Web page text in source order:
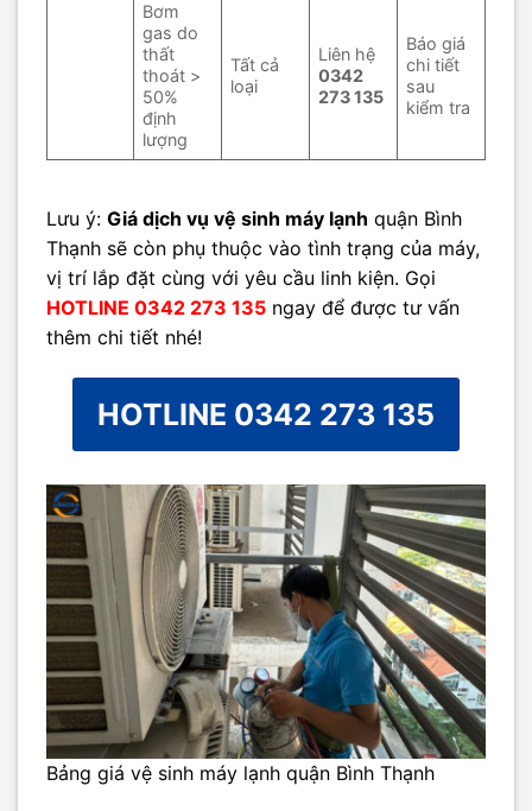
Bơm
gas do
thất
thoát >
50%
định
lượng
Tất cả
loại
Liên hệ
0342
273 135
Báo giá
chi tiết
sau
kiểm tra
Lưu ý: Giá dịch vụ vệ sinh máy lạnh quận Bình
Thạnh sẽ còn phụ thuộc vào tình trạng của máy,
vị trí lắp đặt cùng với yêu cầu linh kiện. Gọi
HOTLINE 0342 273 135 ngay để được tư vấn
thêm chi tiết nhé!
HOTLINE 0342 273 135
Bảng giá vệ sinh máy lạnh quận Bình Thạnh